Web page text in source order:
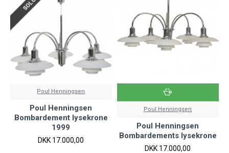
Poul Henningsen
Poul Henningsen
Bombardement lysekrone
1999
DKK 17.000,00
Poul Henningsen
Poul Henningsen
Bombardements lysekrone
DKK 17.000,00